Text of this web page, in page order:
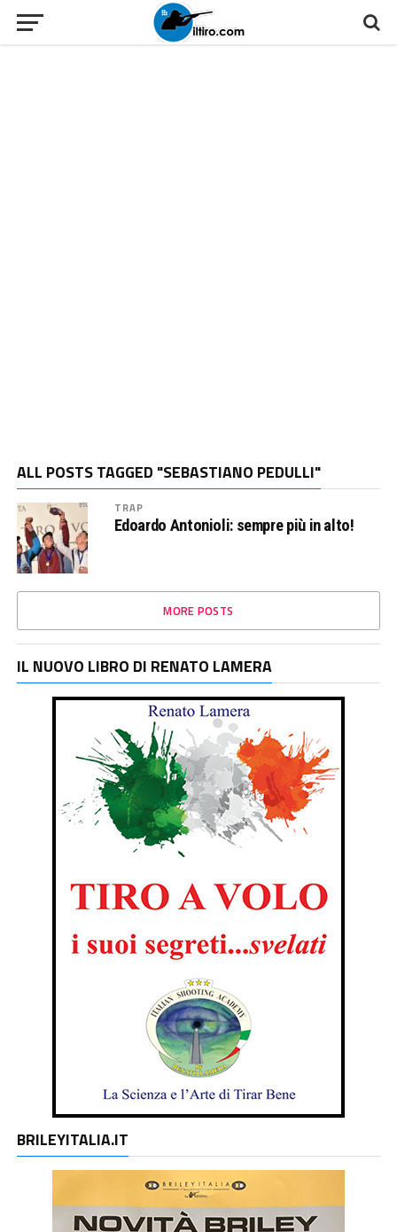
ALL POSTS TAGGED "SEBASTIANO PEDULLI"
TRAP
Edoardo Antonioli: sempre più in alto!
MORE POSTS
IL NUOVO LIBRO DI RENATO LAMERA
BRILEYITALIA.IT